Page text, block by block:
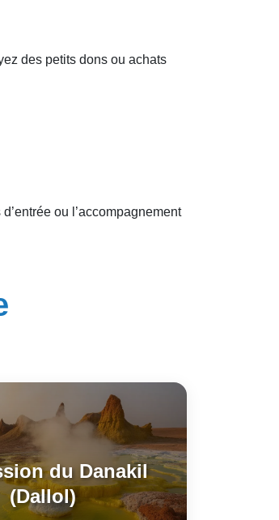
des petits dons ou achats
ou l’accompagnement
du Danakil
(Dallol)